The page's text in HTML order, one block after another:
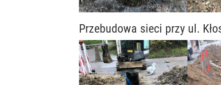
Przebudowa sieci przy ul.